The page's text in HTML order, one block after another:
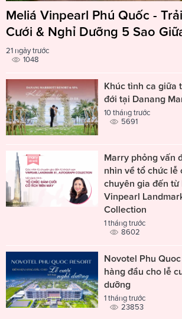
Meliá Vinpearl Phú Quốc -
Cưới & Nghỉ Dưỡng 5 Sao
21 ngày trước
1048
Khúc tình ca giữa
đới tại Danang
10 tháng trước
5691
Marry phỏng vấn
nhìn về tổ chức lễ
chuyên gia đến từ
Vinpearl
Collection
1 tháng trước
8602
Novotel Phu
hàng đầu cho lễ
dưỡng
1 tháng trước
23853